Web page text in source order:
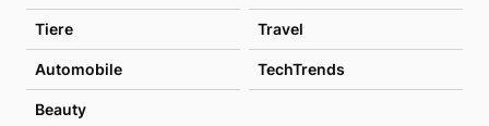
Tiere Travel
Automobile TechTrends
Beauty